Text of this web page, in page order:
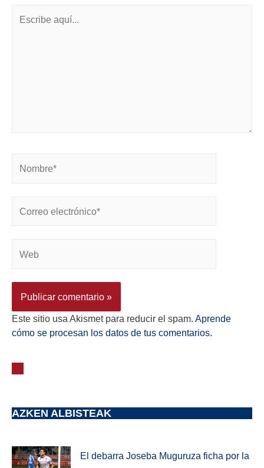
Este sitio usa Akismet para reducir el spam. Aprende
cómo se procesan los datos de tus comentarios.
AZKEN ALBISTEAK
El debarra Joseba Muguruza ficha por la